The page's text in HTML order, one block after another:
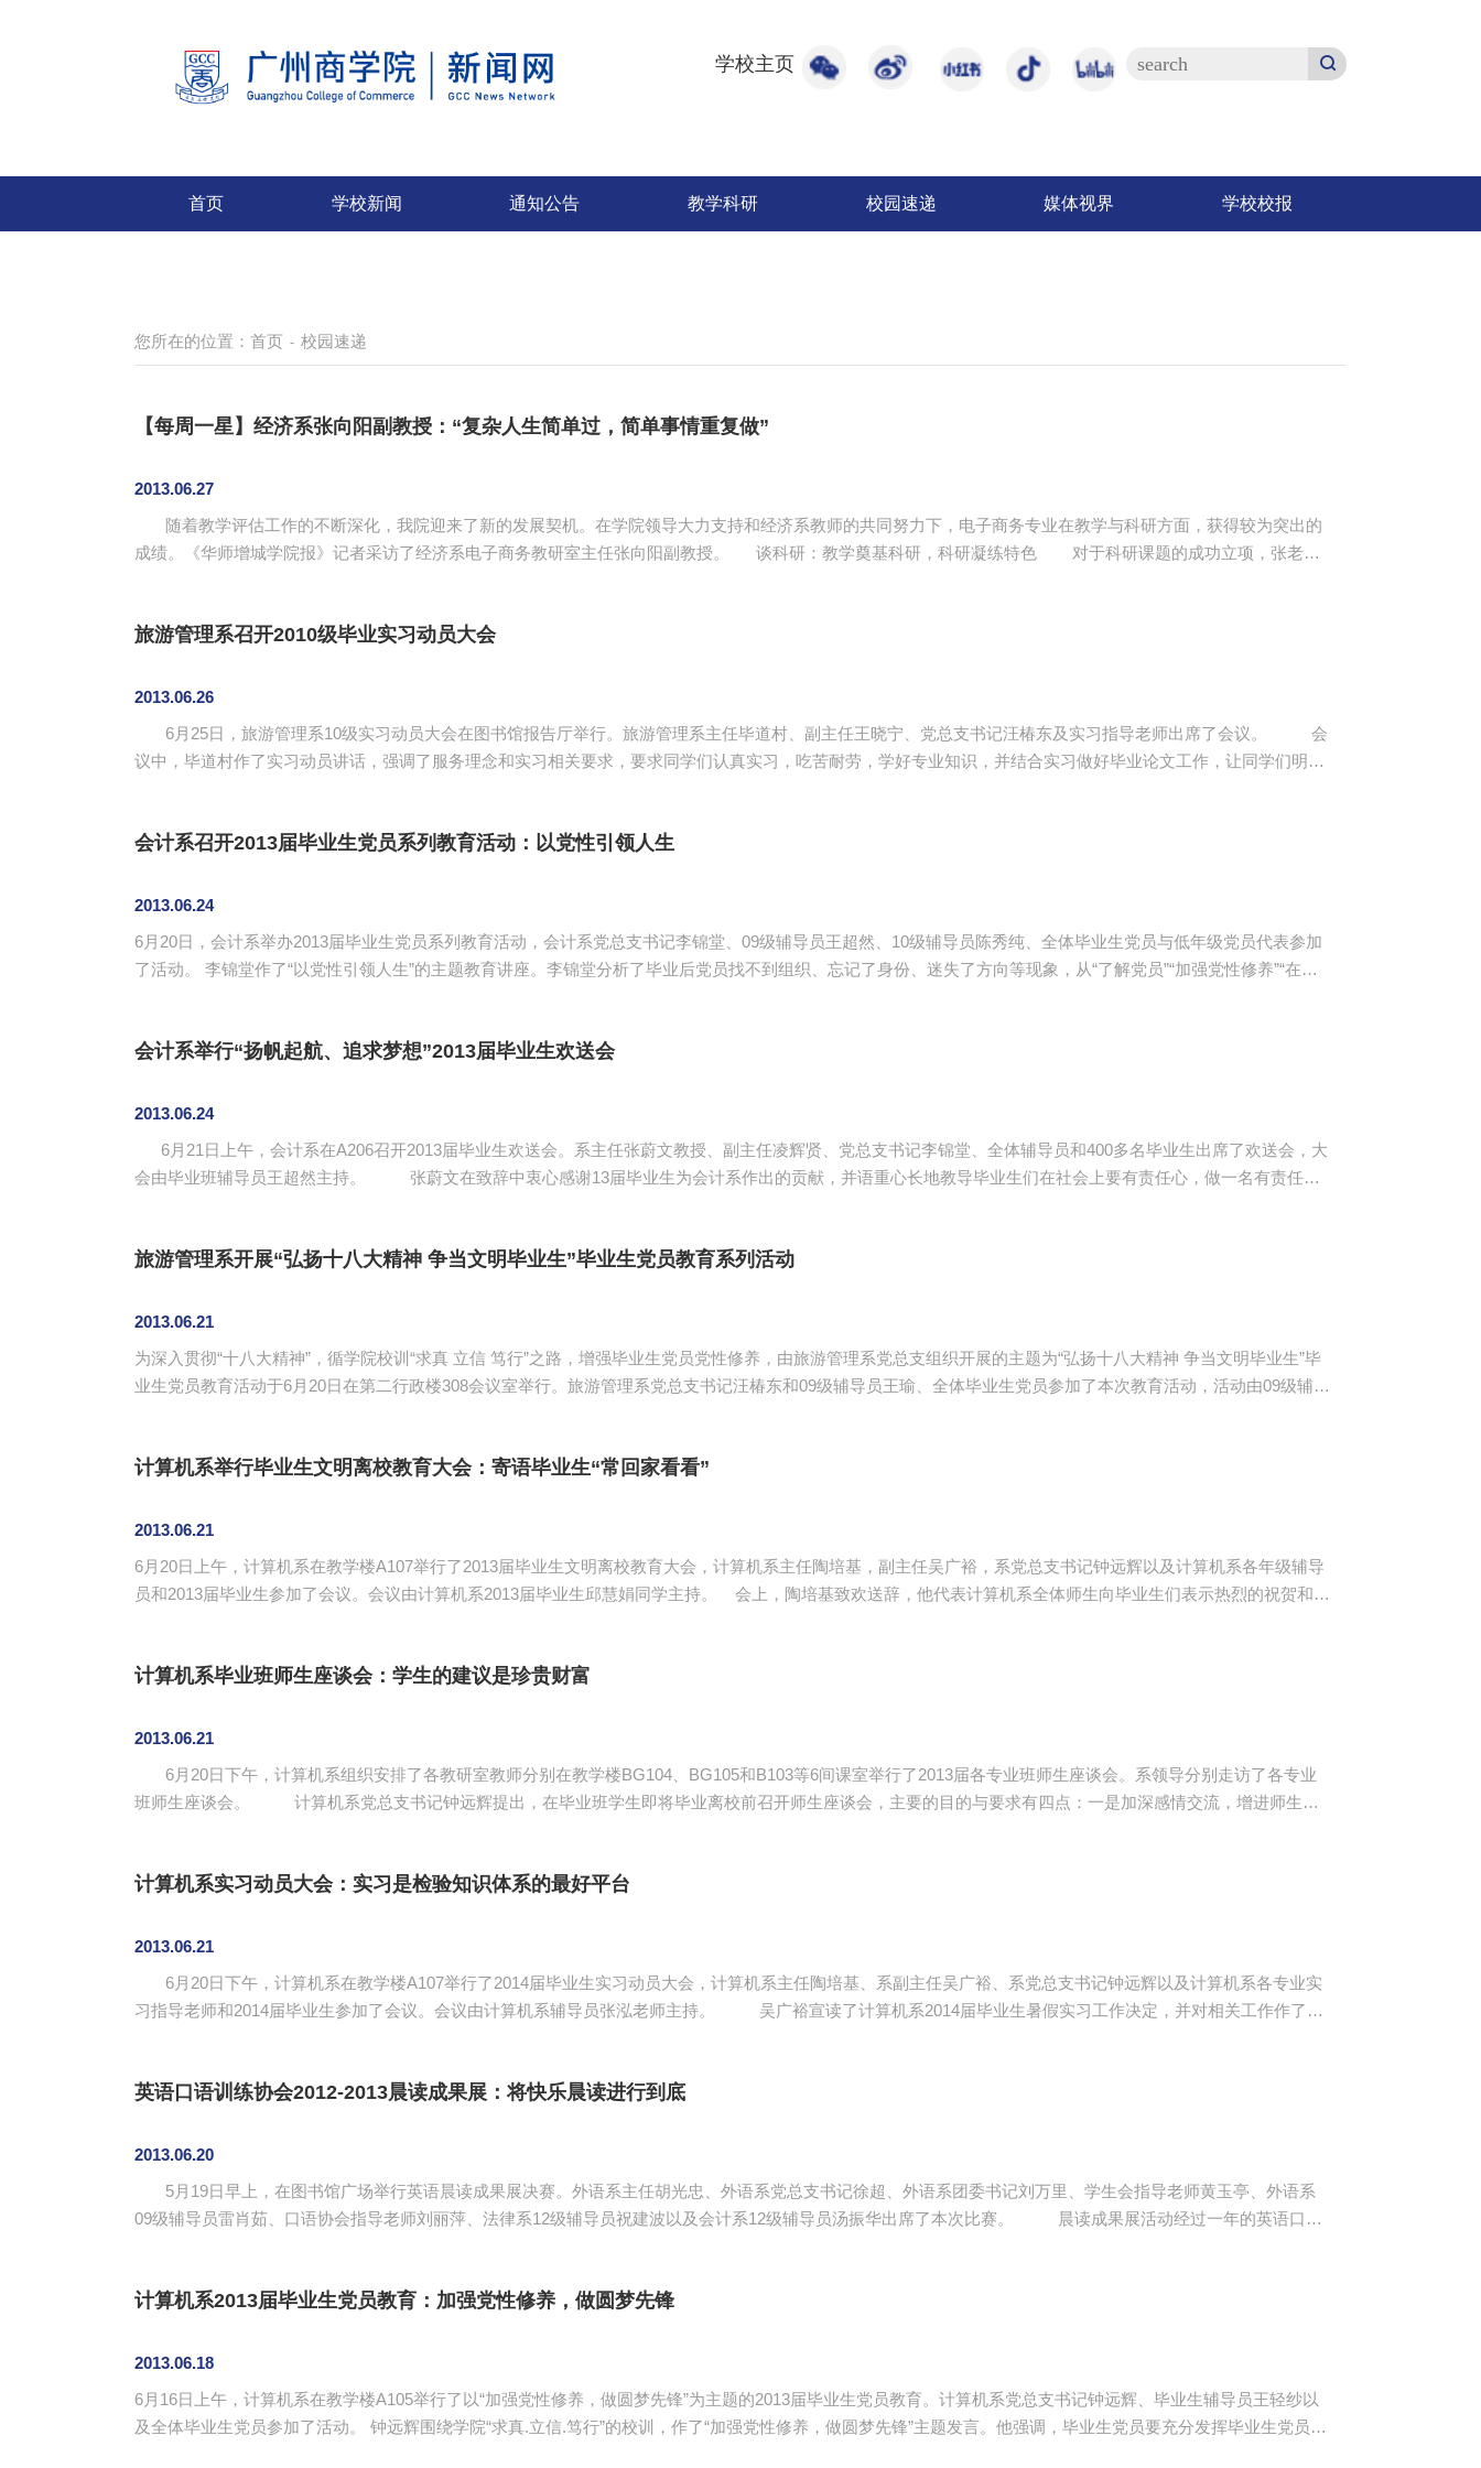
学校主页
首页 学校新闻 通知公告 教学科研 校园速递 媒体视界 学校校报
您所在的位置： 首页 - 校园速递
【每周一星】经济系张向阳副教授：“复杂人生简单过，简单事情重复做”
2013.06.27
随着教学评估工作的不断深化，我院迎来了新的发展契机。在学院领导大力支持和经济系教师的共同努力下，电子商务专业在教学与科研方面，获得较为突出的
成绩。《华师增城学院报》记者采访了经济系电子商务教研室主任张向阳副教授。 谈科研：教学奠基科研，科研凝练特色 对于科研课题的成功立项，张老师
旅游管理系召开2010级毕业实习动员大会
2013.06.26
6月25日，旅游管理系10级实习动员大会在图书馆报告厅举行。旅游管理系主任毕道村、副主任王晓宁、党总支书记汪椿东及实习指导老师出席了会议。 会
议中，毕道村作了实习动员讲话，强调了服务理念和实习相关要求，要求同学们认真实习，吃苦耐劳，学好专业知识，并结合实习做好毕业论文工作，让同学们明确
会计系召开2013届毕业生党员系列教育活动：以党性引领人生
2013.06.24
6月20日，会计系举办2013届毕业生党员系列教育活动，会计系党总支书记李锦堂、09级辅导员王超然、10级辅导员陈秀纯、全体毕业生党员与低年级党员代表参加
了活动。 李锦堂作了“以党性引领人生”的主题教育讲座。李锦堂分析了毕业后党员找不到组织、忘记了身份、迷失了方向等现象，从“了解党员”“加强党性修养”“在实
会计系举行“扬帆起航、追求梦想”2013届毕业生欢送会
2013.06.24
6月21日上午，会计系在A206召开2013届毕业生欢送会。系主任张蔚文教授、副主任凌辉贤、党总支书记李锦堂、全体辅导员和400多名毕业生出席了欢送会，大
会由毕业班辅导员王超然主持。 张蔚文在致辞中衷心感谢13届毕业生为会计系作出的贡献，并语重心长地教导毕业生们在社会上要有责任心，做一名有责任的
旅游管理系开展“弘扬十八大精神 争当文明毕业生”毕业生党员教育系列活动
2013.06.21
为深入贯彻“十八大精神”，循学院校训“求真 立信 笃行”之路，增强毕业生党员党性修养，由旅游管理系党总支组织开展的主题为“弘扬十八大精神 争当文明毕业生”毕
业生党员教育活动于6月20日在第二行政楼308会议室举行。旅游管理系党总支书记汪椿东和09级辅导员王瑜、全体毕业生党员参加了本次教育活动，活动由09级辅导
计算机系举行毕业生文明离校教育大会：寄语毕业生“常回家看看”
2013.06.21
6月20日上午，计算机系在教学楼A107举行了2013届毕业生文明离校教育大会，计算机系主任陶培基，副主任吴广裕，系党总支书记钟远辉以及计算机系各年级辅导
员和2013届毕业生参加了会议。会议由计算机系2013届毕业生邱慧娟同学主持。 会上，陶培基致欢送辞，他代表计算机系全体师生向毕业生们表示热烈的祝贺和良
计算机系毕业班师生座谈会：学生的建议是珍贵财富
2013.06.21
6月20日下午，计算机系组织安排了各教研室教师分别在教学楼BG104、BG105和B103等6间课室举行了2013届各专业班师生座谈会。系领导分别走访了各专业
班师生座谈会。 计算机系党总支书记钟远辉提出，在毕业班学生即将毕业离校前召开师生座谈会，主要的目的与要求有四点：一是加深感情交流，增进师生间
计算机系实习动员大会：实习是检验知识体系的最好平台
2013.06.21
6月20日下午，计算机系在教学楼A107举行了2014届毕业生实习动员大会，计算机系主任陶培基、系副主任吴广裕、系党总支书记钟远辉以及计算机系各专业实
习指导老师和2014届毕业生参加了会议。会议由计算机系辅导员张泓老师主持。 吴广裕宣读了计算机系2014届毕业生暑假实习工作决定，并对相关工作作了详
英语口语训练协会2012-2013晨读成果展：将快乐晨读进行到底
2013.06.20
5月19日早上，在图书馆广场举行英语晨读成果展决赛。外语系主任胡光忠、外语系党总支书记徐超、外语系团委书记刘万里、学生会指导老师黄玉亭、外语系
09级辅导员雷肖茹、口语协会指导老师刘丽萍、法律系12级辅导员祝建波以及会计系12级辅导员汤振华出席了本次比赛。 晨读成果展活动经过一年的英语口语
计算机系2013届毕业生党员教育：加强党性修养，做圆梦先锋
2013.06.18
6月16日上午，计算机系在教学楼A105举行了以“加强党性修养，做圆梦先锋”为主题的2013届毕业生党员教育。计算机系党总支书记钟远辉、毕业生辅导员王轻纱以
及全体毕业生党员参加了活动。 钟远辉围绕学院“求真.立信.笃行”的校训，作了“加强党性修养，做圆梦先锋”主题发言。他强调，毕业生党员要充分发挥毕业生党员的